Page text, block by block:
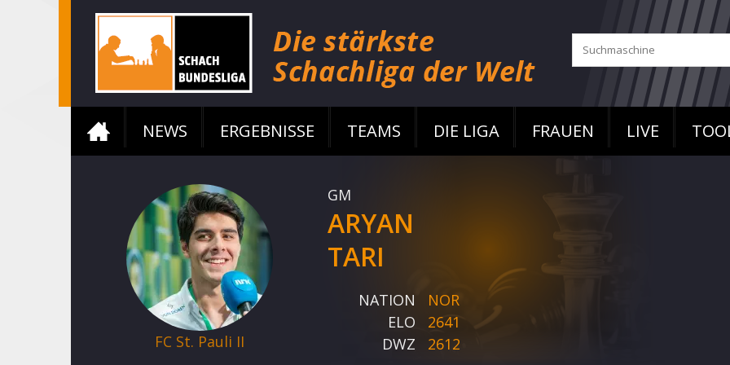
NEWS ERGEBNISSE TEAMS DIE LIGA FRAUEN LIVE
FC St. Pauli II
GM
ARYAN
TARI
NATION
NOR
ELO
2641
DWZ
2612